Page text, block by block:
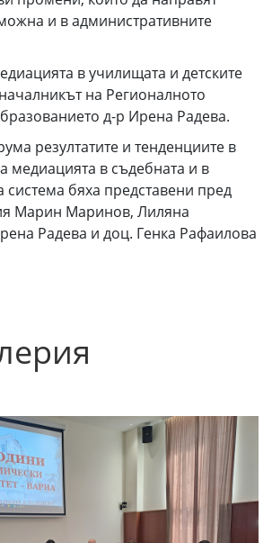
и в административните
в училищата и детските
на Регионалното
д-р Ирена Радева.
резултатите и тенденциите в
медиацията в съдебната и в
система бяха представени пред
Марин Маринов, Лиляна
Радева и доц. Генка Рафаилова